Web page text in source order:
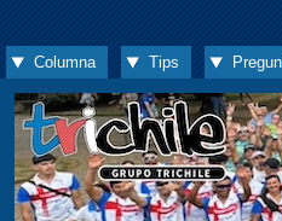
Columna Tips